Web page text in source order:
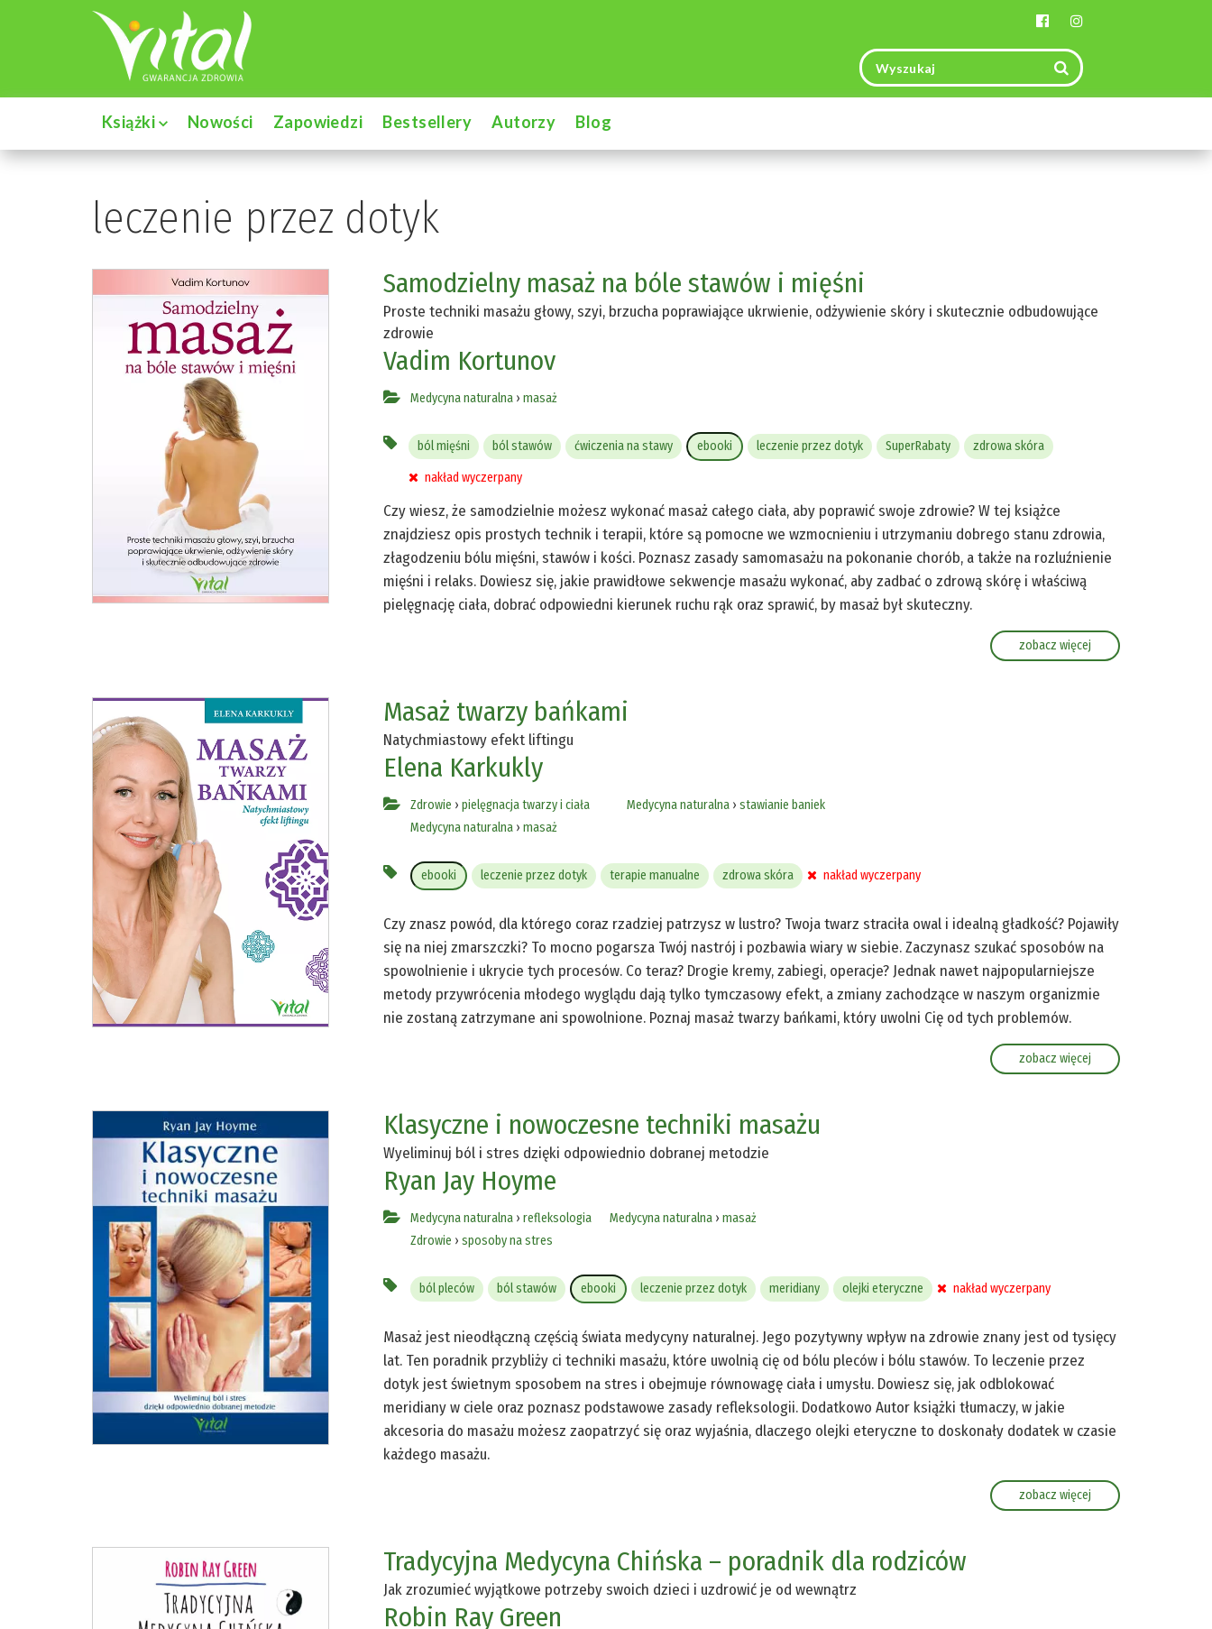
Książki Nowości Zapowiedzi Bestsellery Autorzy Blog
leczenie przez dotyk
Samodzielny masaż na bóle stawów i mięśni
Proste techniki masażu głowy, szyi, brzucha poprawiające ukrwienie, odżywienie skóry i skutecznie odbudowujące
zdrowie
Vadim Kortunov
Medycyna naturalna› masaż
ból mięśni ból stawów ćwiczenia na stawy ebooki leczenie przez dotyk SuperRabaty zdrowa skóra
nakład wyczerpany
Czy wiesz, że samodzielnie możesz wykonać masaż całego ciała, aby poprawić swoje zdrowie? W tej książce
znajdziesz opis prostych technik i terapii, które są pomocne we wzmocnieniu i utrzymaniu dobrego stanu zdrowia,
złagodzeniu bólu mięśni, stawów i kości. Poznasz zasady samomasażu na pokonanie chorób, a także na rozluźnienie
mięśni i relaks. Dowiesz się, jakie prawidłowe sekwencje masażu wykonać, aby zadbać o zdrową skórę i właściwą
pielęgnację ciała, dobrać odpowiedni kierunek ruchu rąk oraz sprawić, by masaż był skuteczny.
zobacz więcej
Masaż twarzy bańkami
Natychmiastowy efekt liftingu
Elena Karkukly
Zdrowie › pielęgnacja twarzy i ciała
Medycyna naturalna› masaż
Medycyna naturalna› stawianie baniek
ebooki leczenie przez dotyk terapie manualne zdrowa skóra nakład wyczerpany
Czy znasz powód, dla którego coraz rzadziej patrzysz w lustro? Twoja twarz straciła owal i idealną gładkość? Pojawiły
się na niej zmarszczki? To mocno pogarsza Twój nastrój i pozbawia wiary w siebie. Zaczynasz szukać sposobów na
spowolnienie i ukrycie tych procesów. Co teraz? Drogie kremy, zabiegi, operacje? Jednak nawet najpopularniejsze
metody przywrócenia młodego wyglądu dają tylko tymczasowy efekt, a zmiany zachodzące w naszym organizmie
nie zostaną zatrzymane ani spowolnione. Poznaj masaż twarzy bańkami, który uwolni Cię od tych problemów.
zobacz więcej
Klasyczne i nowoczesne techniki masażu
Wyeliminuj ból i stres dzięki odpowiednio dobranej metodzie
Ryan Jay Hoyme
Medycyna naturalna› refleksologia
Zdrowie › sposoby na stres
Medycyna naturalna› masaż
ból pleców ból stawów ebooki leczenie przez dotyk meridiany olejki eteryczne nakład wyczerpany
Masaż jest nieodłączną częścią świata medycyny naturalnej. Jego pozytywny wpływ na zdrowie znany jest od tysięcy
lat. Ten poradnik przybliży ci techniki masażu, które uwolnią cię od bólu pleców i bólu stawów. To leczenie przez
dotyk jest świetnym sposobem na stres i obejmuje równowagę ciała i umysłu. Dowiesz się, jak odblokować
meridiany w ciele oraz poznasz podstawowe zasady refleksologii. Dodatkowo Autor książki tłumaczy, w jakie
akcesoria do masażu możesz zaopatrzyć się oraz wyjaśnia, dlaczego olejki eteryczne to doskonały dodatek w czasie
każdego masażu.
zobacz więcej
Tradycyjna Medycyna Chińska – poradnik dla rodziców
Jak zrozumieć wyjątkowe potrzeby swoich dzieci i uzdrowić je od wewnątrz
Robin Ray Green